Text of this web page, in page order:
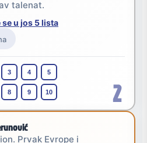
2
talenat.
u jos 5 lista
3 4 5
8 9 10
Prvak Evrope i